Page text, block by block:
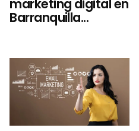
marketing digital en
Barranquilla...